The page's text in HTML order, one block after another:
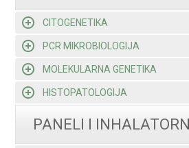
CITOGENETIKA
PCR MIKROBIOLOGIJA
MOLEKULARNA GENETIKA
HISTOPATOLOGIJA
PANELI I